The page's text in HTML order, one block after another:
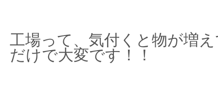
工場って、気付くと物が増
だけで大変です！！